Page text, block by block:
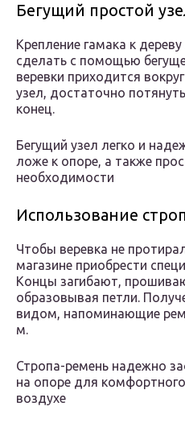
Бегущий простой
Крепление гамака к
сделать с помощью
веревки приходится
узел, достаточно
конец.
Бегущий узел легко и
ложе к опоре, а также
необходимости
Использование строп
Чтобы веревка не
магазине приобрести
Концы загибают,
образовывая петли.
видом, напоминающие
м.
Стропа-ремень надежно
на опоре для
воздухе